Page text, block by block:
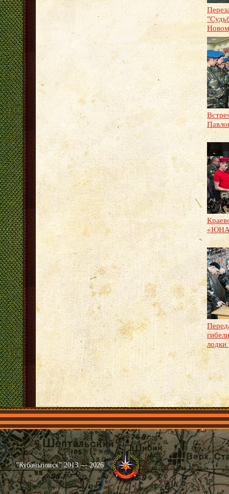
лодки
Главная Имена Общественные объединения Проекты
"Кубаньпоиск" 2013 — 2026